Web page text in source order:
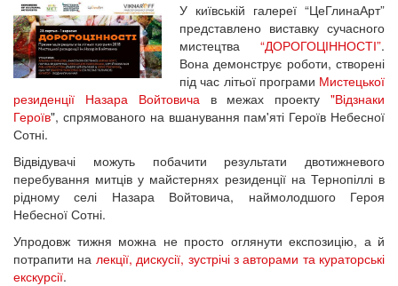
У київській галереї “ЦеГлинаАрт”
представлено виставку сучасного
мистецтва “ДОРОГОЦІННОСТІ”.
Вона демонструє роботи, створені
під час літьої програми Мистецької
резиденції Назара Войтовичав межах проекту"Відзнаки
Героїв", спрямованого на вшанування пам'яті Героїв Небесної
Сотні.
Відвідувачі можуть побачити результати двотижневого
перебування митців у майстернях резиденції на Тернопіллі в
рідному селі Назара Войтовича, наймолодшого Героя
Небесної Сотні.
Упродовж тижня можна не просто оглянути експозицію, а й
потрапити на лекції, дискусії, зустрічі з авторами та кураторські
екскурсії.